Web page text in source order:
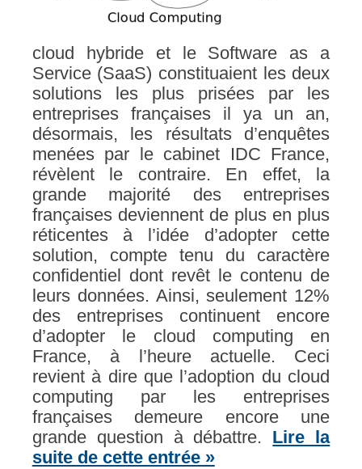
cloud hybride et le Software as a
Service (SaaS) constituaient les deux
solutions les plus prisées par les
entreprises françaises il ya un an,
désormais, les résultats d’enquêtes
menées par le cabinet IDC France,
révèlent le contraire. En effet, la
grande majorité des entreprises
françaises deviennent de plus en plus
réticentes à l’idée d’adopter cette
solution, compte tenu du caractère
confidentiel dont revêt le contenu de
leurs données. Ainsi, seulement 12%
des entreprises continuent encore
d’adopter le cloud computing en
France, à l’heure actuelle. Ceci
revient à dire que l’adoption du cloud
computing par les entreprises
françaises demeure encore une
grande question à débattre. Lire la
suite de cette entrée »